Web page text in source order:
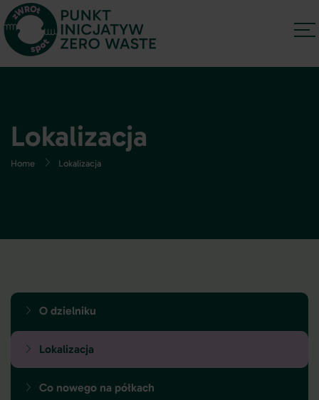
Lokalizacja
Home Lokalizacja
O dzielniku
Lokalizacja
Co nowego na półkach